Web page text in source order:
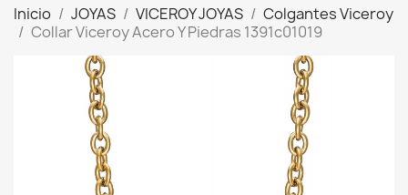
Inicio JOYAS VICEROY JOYAS
Colgantes Viceroy
Collar Viceroy Acero Y Piedras 1391c01019